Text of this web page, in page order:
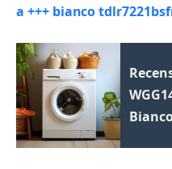
a +++ bianco